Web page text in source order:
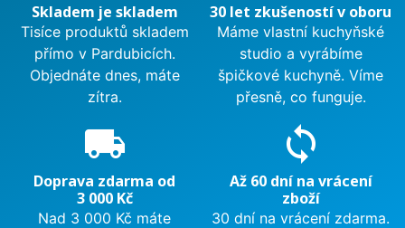
Skladem je skladem
Tisíce produktů skladem
přímo v Pardubicích.
Objednáte dnes, máte
zítra.
30 let zkušeností v oboru
Máme vlastní kuchyňské
studio a vyrábíme
špičkové kuchyně. Víme
přesně, co funguje.
local_shipping
Doprava zdarma od
3 000 Kč
Nad 3 000 Kč máte
sync
Až 60 dní na vrácení
zboží
30 dní na vrácení zdarma.